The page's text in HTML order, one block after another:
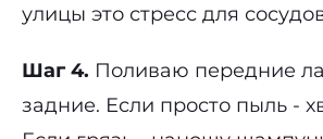
улицы это стресс для
Шаг 4. Поливаю передние
задние. Если просто пыль -